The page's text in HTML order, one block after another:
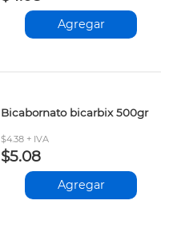
Agregar
Bicabornato bicarbix 500gr
$4.38 + IVA
$5.08
Agregar